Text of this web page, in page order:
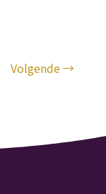
Volgende→